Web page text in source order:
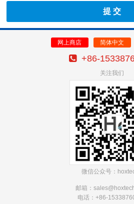
网上商店 简体中文
+86-
关注我们
微信公众号：
邮箱：
电话：+86-